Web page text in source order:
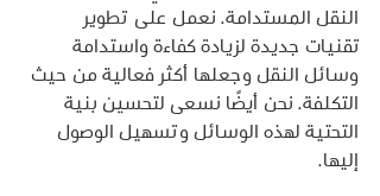
النقل المستدامة. نعمل على تطوير
تقنيات جديدة لزيادة كفاءة واستدامة
وسائل النقل وجعلها أكثر فعالية من حيث
التكلفة. نحن أيضًا نسعى لتحسين بنية
التحتية لهذه الوسائل وتسهيل الوصول
إليها.